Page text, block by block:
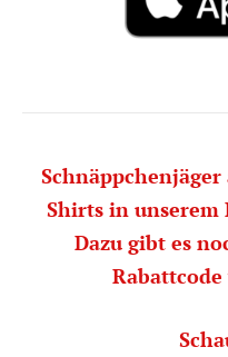
Shirts in unserem
Dazu gibt es